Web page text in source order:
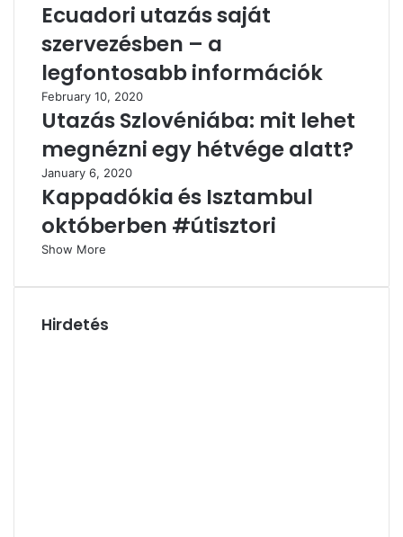
Ecuadori utazás saját
szervezésben – a
legfontosabb információk
February 10, 2020
Utazás Szlovéniába: mit lehet
megnézni egy hétvége alatt?
January 6, 2020
Kappadókia és Isztambul
októberben #útisztori
Show More
Hirdetés